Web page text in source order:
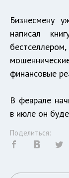
Бизнесмену
написал
финансовые
В феврале
в июле он
Поделиться: